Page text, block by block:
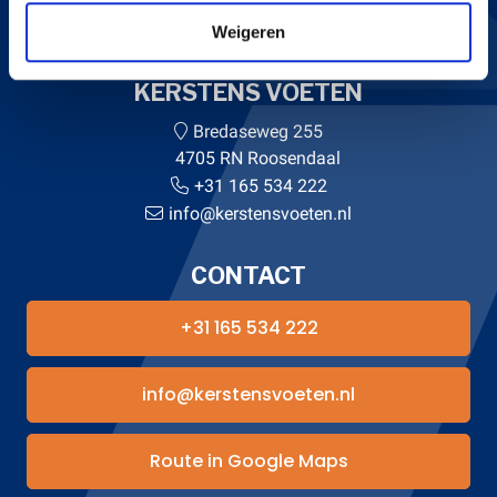
Weigeren
KERSTENS VOETEN
Bredaseweg 255
4705 RN Roosendaal
+31 165 534 222
info@kerstensvoeten.nl
CONTACT
+31 165 534 222
info@kerstensvoeten.nl
Route in Google Maps